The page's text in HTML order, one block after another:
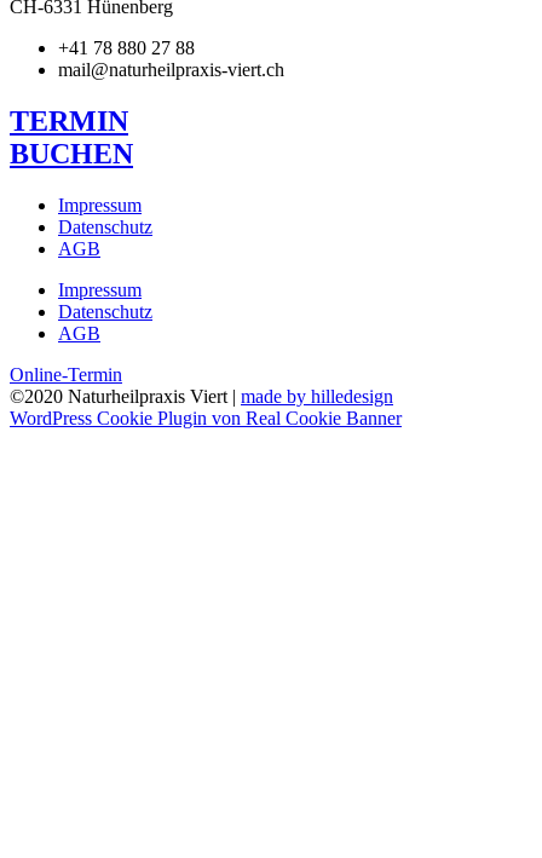
CH-6331 Hünenberg
+41 78 880 27 88
mail@naturheilpraxis-viert.ch
TERMIN
BUCHEN
Impressum
Datenschutz
AGB
Impressum
Datenschutz
AGB
Online-Termin
©2020 Naturheilpraxis Viert | made by hilledesign
WordPress Cookie Plugin von Real Cookie Banner